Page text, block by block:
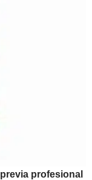
profesional